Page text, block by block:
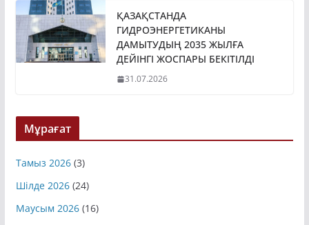
ҚАЗАҚСТАНДА
ГИДРОЭНЕРГЕТИКАНЫ
ДАМЫТУДЫҢ 2035 ЖЫЛҒА
ДЕЙІНГІ ЖОСПАРЫ БЕКІТІЛДІ
31.07.2026
Мұрағат
Тамыз 2026(3)
Шілде 2026(24)
Маусым 2026(16)